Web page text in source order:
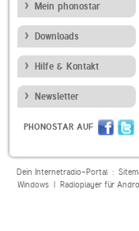
Mein phonostar
Downloads
Hilfe & Kontakt
Newsletter
PHONOSTAR AUF
Dein Internetradio-Portal :
Windows| Radioplayer für